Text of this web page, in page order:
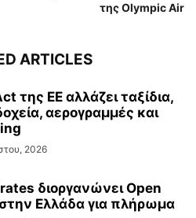
της Olympic Air
ARTICLES
της ΕΕ αλλάζει ταξίδια,
αερογραμμές και
2026
διοργανώνει Open
Ελλάδα για πλήρωμα